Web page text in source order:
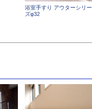
浴室手すり アウターシリー
ズφ32